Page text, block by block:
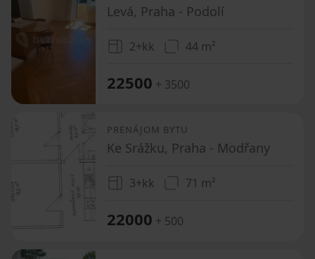
Levá, Praha - Podolí
2+kk 44 m²
22500 + 3500
PRENÁJOM BYTU
Ke Srážku, Praha - Modřany
3+kk 71 m²
22000 + 500